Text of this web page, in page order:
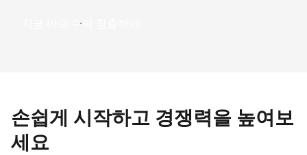
지금 바로 수익 창출하기
손쉽게 시작하고 경쟁력을 높여보
세요